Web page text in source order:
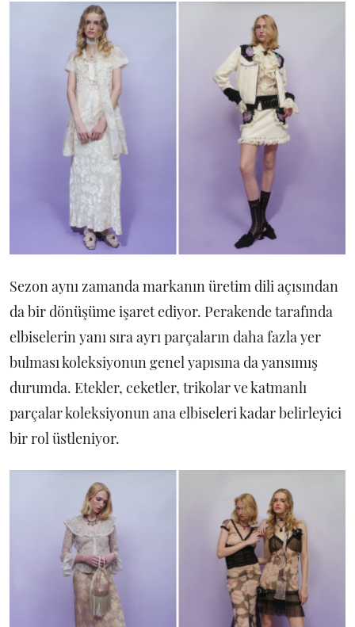
Sezon aynı zamanda markanın üretim dili açısından
da bir dönüşüme işaret ediyor. Perakende tarafında
elbiselerin yanı sıra ayrı parçaların daha fazla yer
bulması koleksiyonun genel yapısına da yansımış
durumda. Etekler, ceketler, trikolar ve katmanlı
parçalar koleksiyonun ana elbiseleri kadar belirleyici
bir rol üstleniyor.